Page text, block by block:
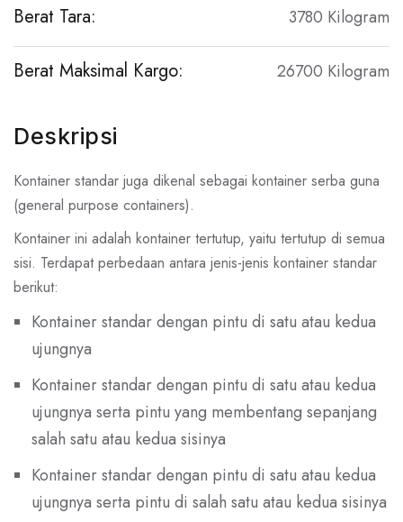
Berat Tara: 3780 Kilogram
Berat Maksimal Kargo: 26700 Kilogram
Deskripsi
Kontainer standar juga dikenal sebagai kontainer serba guna
(general purpose containers).
Kontainer ini adalah kontainer tertutup, yaitu tertutup di semua
sisi. Terdapat perbedaan antara jenis-jenis kontainer standar
berikut:
Kontainer standar dengan pintu di satu atau kedua
ujungnya
Kontainer standar dengan pintu di satu atau kedua
ujungnya serta pintu yang membentang sepanjang
salah satu atau kedua sisinya
Kontainer standar dengan pintu di satu atau kedua
ujungnya serta pintu di salah satu atau kedua sisinya